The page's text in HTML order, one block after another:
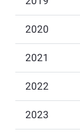
2020
2021
2022
2023